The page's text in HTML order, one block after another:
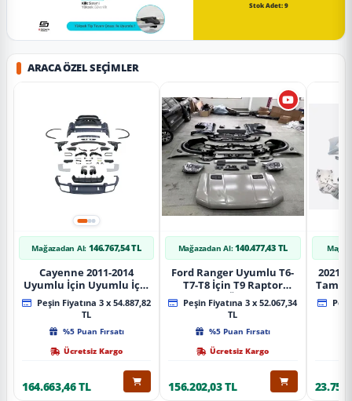
Stok Adet: 9
ARACA ÖZEL SEÇIMLER
Mağazadan Al: 146.767,54 TL
Cayenne 2011-2014
Uyumlu İçin Uyumlu İçin
2019+ Bagaj Facelift
Parça
Peşin Fiyatına 3 x 54.887,82
TL
%5 Puan Fırsatı
Ücretsiz Kargo
164.663,46 TL
Mağazadan Al: 140.477,43 TL
Ford Ranger Uyumlu T6-
T7-T8 İçin T9 Raptor
Dönüşüm (Ön Arka Full)
Parça
Peşin Fiyatına 3 x 52.067,34
TL
%5 Puan Fırsatı
Ücretsiz Kargo
156.202,03 TL
2021+